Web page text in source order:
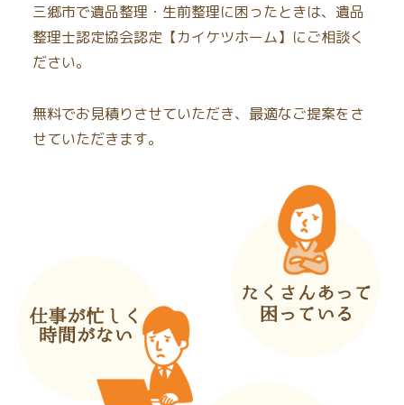
三郷市で遺品整理・生前整理に困ったときは、遺品
整理士認定協会認定【カイケツホーム】にご相談く
ださい。
無料でお見積りさせていただき、最適なご提案をさ
せていただきます。